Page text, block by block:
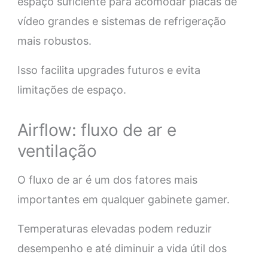
vídeo grandes e sistemas de refrigeração
mais robustos.
Isso facilita upgrades futuros e evita
limitações de espaço.
Airflow: fluxo de ar e
ventilação
O fluxo de ar é um dos fatores mais
importantes em qualquer gabinete gamer.
Temperaturas elevadas podem reduzir
desempenho e até diminuir a vida útil dos